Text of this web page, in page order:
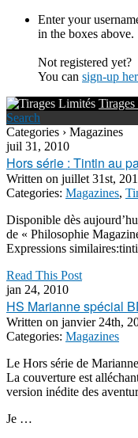
Enter your
in the boxes above.
Not registered yet?
You can sign-up
Search
Categories › Magazines
juil 31, 2010
Hors série : Tintin au
Written on juillet 31st,
Categories: Magazines,
Disponible dès
de « Philosophie
Expressions
Read This Post
jan 24, 2010
HS Marianne spécial
Written on janvier 24th,
Categories: Magazines
Le Hors série de
La couverture est
version inédite des
Je …